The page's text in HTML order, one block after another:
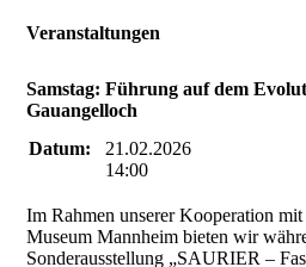
Veranstaltungen
Samstag: Führung auf dem
Gauangelloch
Datum:
21.02.2026
14:00
Im Rahmen unserer Kooperation
Museum Mannheim bieten wir
Sonderausstellung „SAURIER –